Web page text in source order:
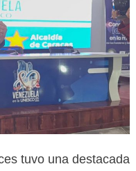
tuvo una destacada